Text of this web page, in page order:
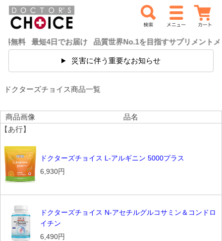
短4日でお届け 品質世界No.1を目指すサプリメントメーカー
災害に伴う重要なお知らせ
ドクターズチョイス商品一覧
商品画像
品名
【あ行】
ドクターズチョイス L-アルギニン 5000プラス
6,930円
ドクターズチョイス N-アセチルグルコサミン＆コンドロ
イチン
6,490円